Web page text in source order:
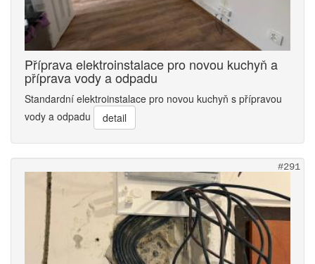
Příprava elektroinstalace pro novou kuchyň a
příprava vody a odpadu
Standardní elektroinstalace pro novou kuchyň s přípravou
vody a odpadu
detail
#291